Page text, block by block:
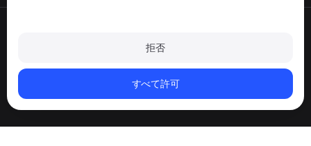
拒否
すべて許可
アカウントと個人データを削除